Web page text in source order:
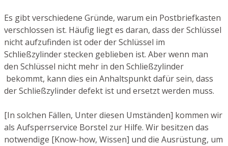
Es gibt verschiedene Gründe, warum ein Postbriefkasten
verschlossen ist. Häufig liegt es daran, dass der Schlüssel
nicht aufzufinden ist oder der Schlüssel im
Schließzylinder stecken geblieben ist. Aber wenn man
den Schlüssel nicht mehr in den Schließzylinder
bekommt, kann dies ein Anhaltspunkt dafür sein, dass
der Schließzylinder defekt ist und ersetzt werden muss.
[In solchen Fällen, Unter diesen Umständen] kommen wir
als Aufsperrservice Borstel zur Hilfe. Wir besitzen das
notwendige [Know-how, Wissen] und die Ausrüstung, um